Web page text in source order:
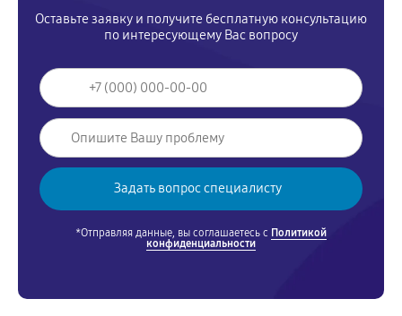
Оставьте заявку и получите бесплатную консультацию
по интересующему Вас вопросу
*Отправляя данные, вы соглашаетесь с Политикой
конфиденциальности